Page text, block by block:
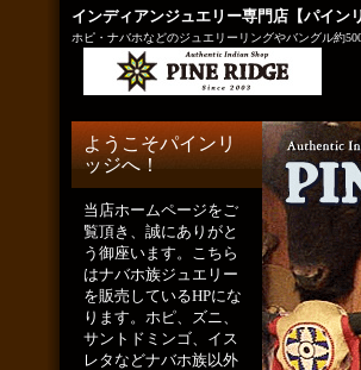
インディアンジュエリー専門店【パイン
ホピ・ナバホなどのジュエリーリングやバングル約
ようこそパインリ
ッジへ！
当店ホームページをご
覧頂き、誠にありがと
う御座います。こちら
はナバホ族ジュエリー
を販売しているHPにな
ります。ホピ、ズニ、
サントドミンゴ、イス
レタなどナバホ族以外